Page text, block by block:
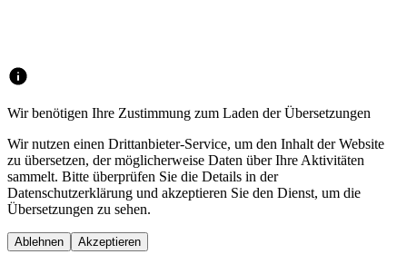
Wir benötigen Ihre Zustimmung zum Laden der Übersetzungen
Wir nutzen einen Drittanbieter-Service, um den Inhalt der Website
zu übersetzen, der möglicherweise Daten über Ihre Aktivitäten
sammelt. Bitte überprüfen Sie die Details in der
Datenschutzerklärung und akzeptieren Sie den Dienst, um die
Übersetzungen zu sehen.
Ablehnen Akzeptieren